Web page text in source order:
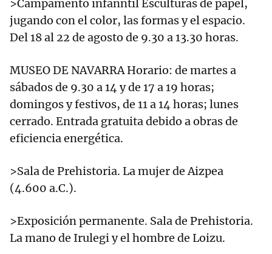
>Campamento infanntil Esculturas de papel,
jugando con el color, las formas y el espacio.
Del 18 al 22 de agosto de 9.30 a 13.30 horas.
MUSEO DE NAVARRA Horario: de martes a
sábados de 9.30 a 14 y de 17 a 19 horas;
domingos y festivos, de 11 a 14 horas; lunes
cerrado. Entrada gratuita debido a obras de
eficiencia energética.
>Sala de Prehistoria. La mujer de Aizpea
(4.600 a.C.).
>Exposición permanente. Sala de Prehistoria.
La mano de Irulegi y el hombre de Loizu.